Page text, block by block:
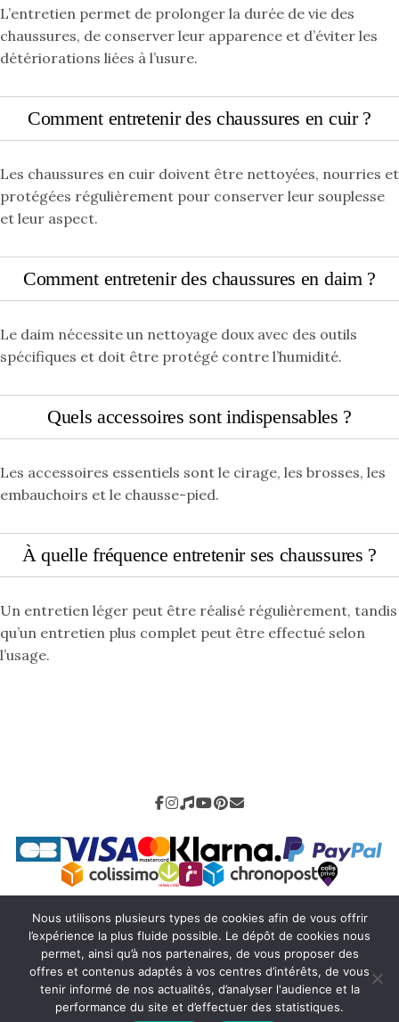
L’entretien permet de prolonger la durée de vie des
chaussures, de conserver leur apparence et d’éviter les
détériorations liées à l’usure.
Comment entretenir des chaussures en cuir ?
Les chaussures en cuir doivent être nettoyées, nourries et
protégées régulièrement pour conserver leur souplesse
et leur aspect.
Comment entretenir des chaussures en daim ?
Le daim nécessite un nettoyage doux avec des outils
spécifiques et doit être protégé contre l’humidité.
Quels accessoires sont indispensables ?
Les accessoires essentiels sont le cirage, les brosses, les
embauchoirs et le chausse-pied.
À quelle fréquence entretenir ses chaussures ?
Un entretien léger peut être réalisé régulièrement, tandis
qu’un entretien plus complet peut être effectué selon
l’usage.
Mentions légales-CGV-Livraison- Retour-Contact
-Charly H
Nous utilisons plusieurs types de cookies afin de vous offrir
l’expérience la plus fluide possible. Le dépôt de cookies nous
permet, ainsi qu’à nos partenaires, de vous proposer des
offres et contenus adaptés à vos centres d’intérêts, de vous
tenir informé de nos actualités, d’analyser l'audience et la
performance du site et d’effectuer des statistiques.